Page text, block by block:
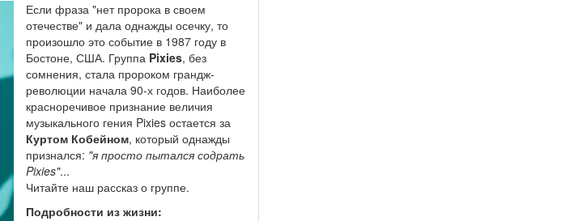
Если фраза "нет пророка в своем
отечестве" и дала однажды осечку, то
произошло это событие в 1987 году в
Бостоне, США. Группа Pixies, без
сомнения, стала пророком грандж-
революции начала 90-х годов. Наиболее
красноречивое признание величия
музыкального гения Pixies остается за
Куртом Кобейном, который однажды
признался: "я просто пытался содрать
Pixies"...
Читайте наш рассказ о группе.
Подробности из жизни: